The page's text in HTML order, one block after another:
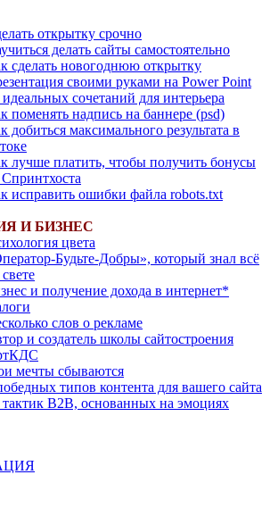
открытку срочно
делать сайты самостоятельно
сделать новогоднюю открытку
своими руками на Power Point
идеальных сочетаний для интерьера
поменять надпись на баннере (psd)
добиться максимального результата в
лучше платить, чтобы получить бонусы
исправить ошибки файла robots.txt
И БИЗНЕС
цвета
Будьте-Добры», который знал всё
и получение дохода в интернет*
слов о рекламе
и создатель школы сайтостроения
мечты сбываются
типов контента для вашего сайта
тактик B2B, основанных на эмоциях